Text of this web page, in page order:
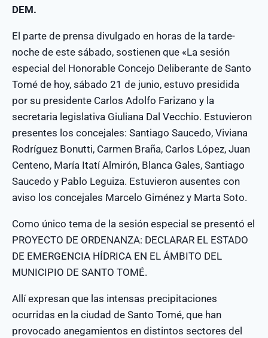
DEM.
El parte de prensa divulgado en horas de la tarde-
noche de este sábado, sostienen que «La sesión
especial del Honorable Concejo Deliberante de Santo
Tomé de hoy, sábado 21 de junio, estuvo presidida
por su presidente Carlos Adolfo Farizano y la
secretaria legislativa Giuliana Dal Vecchio. Estuvieron
presentes los concejales: Santiago Saucedo, Viviana
Rodríguez Bonutti, Carmen Braña, Carlos López, Juan
Centeno, María Itatí Almirón, Blanca Gales, Santiago
Saucedo y Pablo Leguiza. Estuvieron ausentes con
aviso los concejales Marcelo Giménez y Marta Soto.
Como único tema de la sesión especial se presentó el
PROYECTO DE ORDENANZA: DECLARAR EL ESTADO
DE EMERGENCIA HÍDRICA EN EL ÁMBITO DEL
MUNICIPIO DE SANTO TOMÉ.
Allí expresan que las intensas precipitaciones
ocurridas en la ciudad de Santo Tomé, que han
provocado anegamientos en distintos sectores del